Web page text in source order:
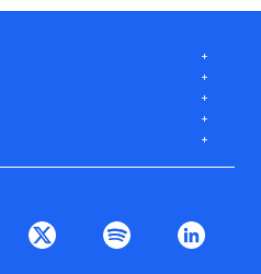
+
+
+
+
+